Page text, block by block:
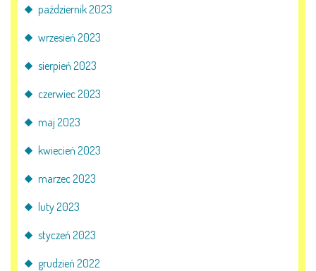
październik 2023
wrzesień 2023
sierpień 2023
czerwiec 2023
maj 2023
kwiecień 2023
marzec 2023
luty 2023
styczeń 2023
grudzień 2022